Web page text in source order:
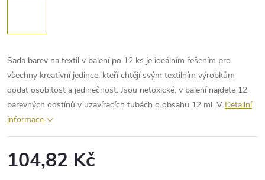
Sada barev na textil v balení po 12 ks je ideálním řešením pro
všechny kreativní jedince, kteří chtějí svým textilním výrobkům
dodat osobitost a jedinečnost. Jsou netoxické, v balení najdete 12
barevných odstínů v uzavíracích tubách o obsahu 12 ml. V Detailní
informace
104,82 Kč